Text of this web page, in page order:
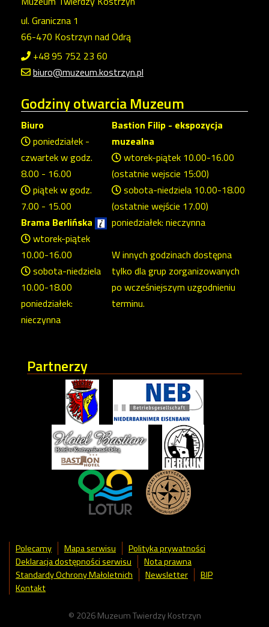
ul. Graniczna 1
66-470 Kostrzyn nad Odrą
+48 95 752 23 60
biuro@muzeum.kostrzyn.pl
Godzinyotwarcia Muzeum
Biuro
poniedziałek -
czwartek w godz.
8.00 - 16.00
piątek w godz.
7.00 - 15.00
Brama Berlińska
wtorek-piątek
10.00-16.00
sobota-niedziela
10.00-18.00
poniedziałek:
nieczynna
Bastion Filip - ekspozycja
muzealna
wtorek-piątek 10.00-16.00
(ostatnie wejscie 15:00)
sobota-niedziela 10.00-18.00
(ostatnie wejście 17.00)
poniedziałek: nieczynna
W innych godzinach dostępna
tylko dla grup zorganizowanych
po wcześniejszym uzgodnieniu
terminu.
Partnerzy
Polecamy Mapa serwisu
Polityka prywatności
Deklaracja dostępności serwisu
Nota prawna
Standardy Ochrony Małoletnich
Newsletter
BIP
Kontakt
© 2026 Muzeum Twierdzy Kostrzyn